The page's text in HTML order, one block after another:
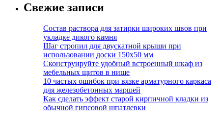
Свежие записи
Состав раствора для затирки широких швов при
укладке дикого камня
Шаг стропил для двускатной крыши при
использовании доски 150х50 мм
Сконструируйте удобный встроенный шкаф из
мебельных щитов в нише
10 частых ошибок при вязке арматурного каркаса
для железобетонных маршей
Как сделать эффект старой кирпичной кладки из
обычной гипсовой шпатлевки